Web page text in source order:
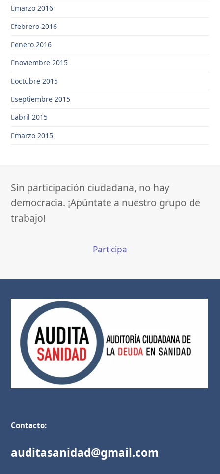
marzo 2016
febrero 2016
enero 2016
noviembre 2015
octubre 2015
septiembre 2015
abril 2015
marzo 2015
Sin participación ciudadana, no hay
democracia. ¡Apúntate a nuestro grupo de
trabajo!
Participa
Contacto:
auditasanidad@gmail.com